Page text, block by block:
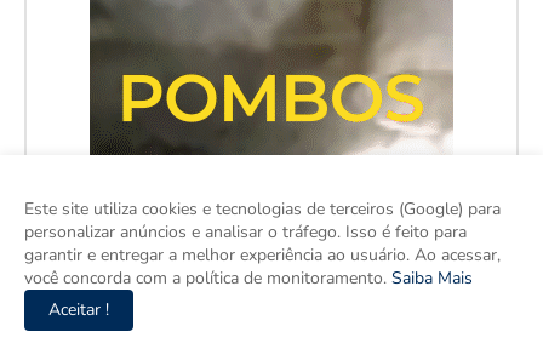
Este site utiliza cookies e tecnologias de terceiros (Google) para
personalizar anúncios e analisar o tráfego. Isso é feito para
garantir e entregar a melhor experiência ao usuário. Ao acessar,
você concorda com a política de monitoramento. Saiba Mais
Aceitar !